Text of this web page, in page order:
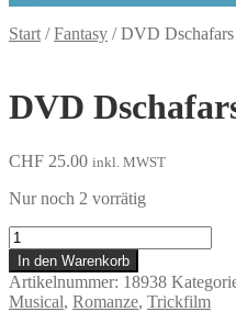
Start /Fantasy /DVD
DVD
CHF 25.00 inkl. MWST
Nur noch 2 vorrätig
Dschafars
Rückkehr
Menge
In den Warenkorb
Artikelnummer: 18938
Musical, Romanze, Trickfilm